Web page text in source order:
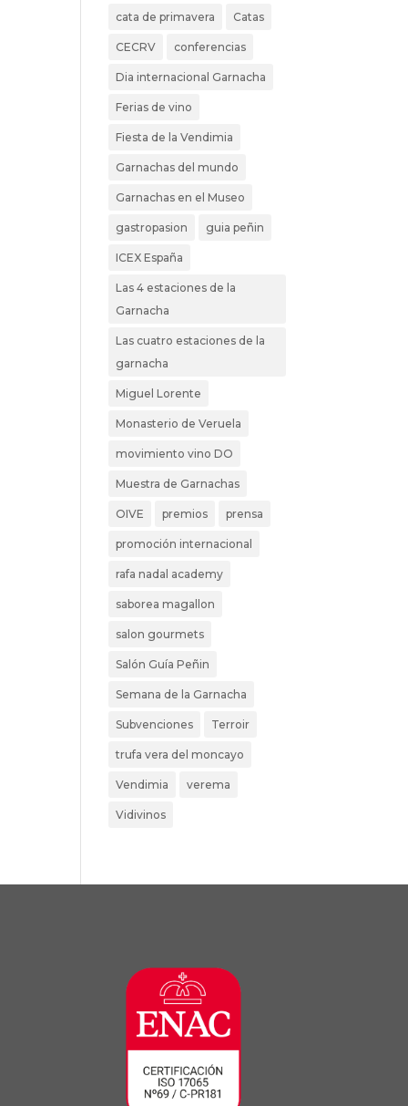
cata de primavera Catas
CECRV conferencias
Dia internacional Garnacha
Ferias de vino
Fiesta de la Vendimia
Garnachas del mundo
Garnachas en el Museo
gastropasion guia peñin
ICEX España
Las 4 estaciones de la
Garnacha
Las cuatro estaciones de la
garnacha
Miguel Lorente
Monasterio de Veruela
movimiento vino DO
Muestra de Garnachas
OIVE premios prensa
promoción internacional
rafa nadal academy
saborea magallon
salon gourmets
Salón Guía Peñin
Semana de la Garnacha
Subvenciones Terroir
trufa vera del moncayo
Vendimia verema
Vidivinos